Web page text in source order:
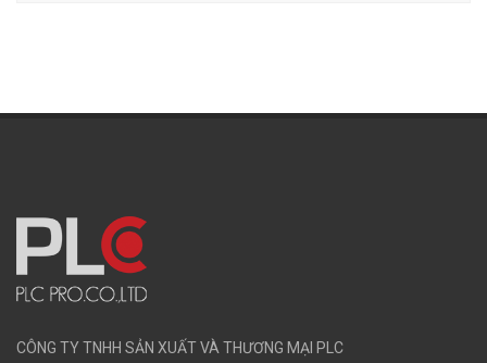
CÔNG TY TNHH SẢN XUẤT VÀ THƯƠNG MẠI PLC